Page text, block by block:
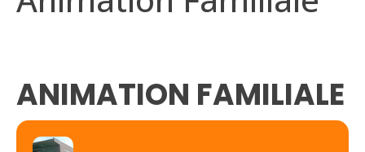
ANIMATION FAMILIALE